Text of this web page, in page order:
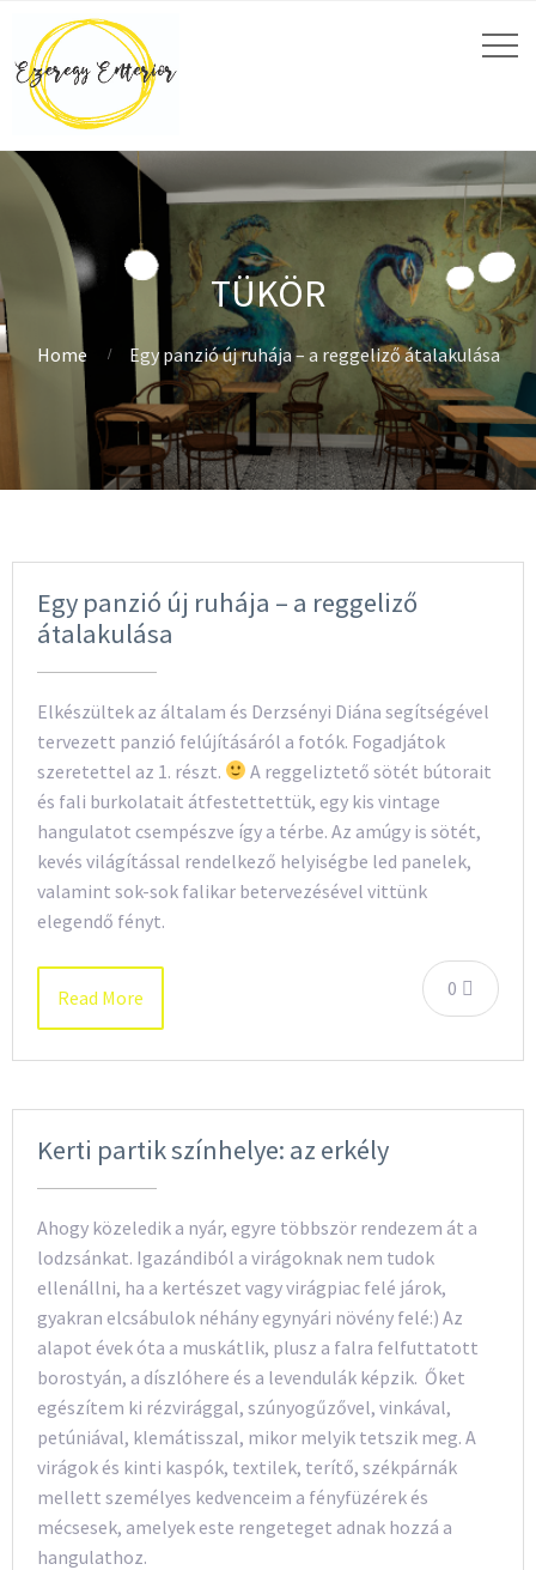
TÜKÖR
Home Egy panzió új ruhája – a reggeliző átalakulása
Egy panzió új ruhája – a reggeliző
átalakulása
Elkészültek az általam és Derzsényi Diána segítségével
tervezett panzió felújításáról a fotók. Fogadjátok
szeretettel az 1. részt.
A reggeliztető sötét bútorait
és fali burkolatait átfestettettük, egy kis vintage
hangulatot csempészve így a térbe. Az amúgy is sötét,
kevés világítással rendelkező helyiségbe led panelek,
valamint sok-sok falikar betervezésével vittünk
elegendő fényt.
0
Read More
Kerti partik színhelye: az erkély
Ahogy közeledik a nyár, egyre többször rendezem át a
lodzsánkat. Igazándiból a virágoknak nem tudok
ellenállni, ha a kertészet vagy virágpiac felé járok,
gyakran elcsábulok néhány egynyári növény felé:) Az
alapot évek óta a muskátlik, plusz a falra felfuttatott
borostyán, a díszlóhere és a levendulák képzik. Őket
egészítem ki rézvirággal, szúnyogűzővel, vinkával,
petúniával, klemátisszal, mikor melyik tetszik meg. A
virágok és kinti kaspók, textilek, terítő, székpárnák
mellett személyes kedvenceim a fényfüzérek és
mécsesek, amelyek este rengeteget adnak hozzá a
hangulathoz.